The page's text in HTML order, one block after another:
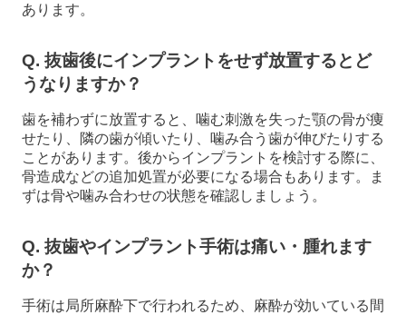
あります。
Q. 抜歯後にインプラントをせず放置するとど
うなりますか？
歯を補わずに放置すると、噛む刺激を失った顎の骨が痩
せたり、隣の歯が傾いたり、噛み合う歯が伸びたりする
ことがあります。後からインプラントを検討する際に、
骨造成などの追加処置が必要になる場合もあります。ま
ずは骨や噛み合わせの状態を確認しましょう。
Q. 抜歯やインプラント手術は痛い・腫れます
か？
手術は局所麻酔下で行われるため、麻酔が効いている間